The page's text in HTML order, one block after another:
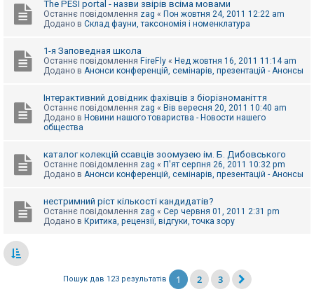
The PESI portal - назви звірів всіма мовами
Останнє повідомлення zag « Пон жовтня 24, 2011 12:22 am
Додано в Склад фауни, таксономія і номенклатура
1-я Заповедная школа
Останнє повідомлення FireFly « Нед жовтня 16, 2011 11:14 am
Додано в Анонси конференцій, семінарів, презентацій - Анонсы
Інтерактивний довідник фахівців з біорізноманіття
Останнє повідомлення zag « Вів вересня 20, 2011 10:40 am
Додано в Новини нашого товариства - Новости нашего
общества
каталог колекцій ссавців зоомузею ім. Б. Дибовського
Останнє повідомлення zag « П'ят серпня 26, 2011 10:32 pm
Додано в Анонси конференцій, семінарів, презентацій - Анонсы
нестримний ріст кількості кандидатів?
Останнє повідомлення zag « Сер червня 01, 2011 2:31 pm
Додано в Критика, рецензії, відгуки, точка зору
Пошук дав 123 результатів 1 2 3